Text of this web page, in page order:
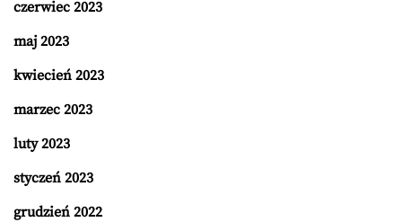
czerwiec 2023
maj 2023
kwiecień 2023
marzec 2023
luty 2023
styczeń 2023
grudzień 2022